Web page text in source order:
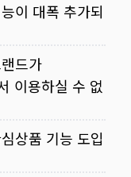
이 대폭 추가되
드가
이용하실 수 없
상품 기능 도입